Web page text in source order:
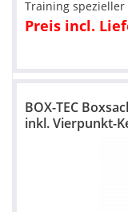
Training spezieller
Preis incl.
BOX-TEC
inkl. Vierpunkt-